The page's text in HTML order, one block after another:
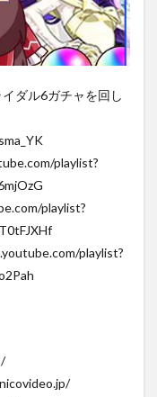
ダル6ガチャを回し
playlist?
playlist?
playlist?